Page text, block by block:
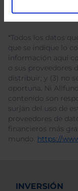
*Todos los datos
que se indique lo
información aquí
o sus proveedores
distribuir; y (3) no
oportuna. Ni
contenido son
surjan del uso de
proveedores de
financieros más
mundo. https://
INVERSIÓN